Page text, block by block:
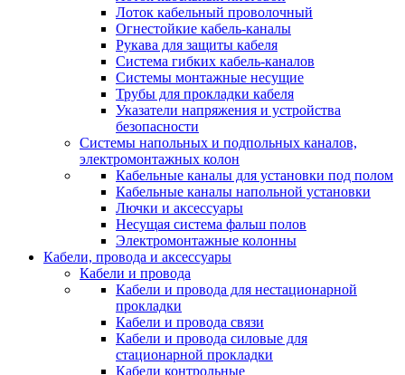
Лоток кабельный проволочный
Огнестойкие кабель-каналы
Рукава для защиты кабеля
Система гибких кабель-каналов
Системы монтажные несущие
Трубы для прокладки кабеля
Указатели напряжения и устройства
безопасности
Системы напольных и подпольных каналов,
электромонтажных колон
Кабельные каналы для установки под полом
Кабельные каналы напольной установки
Лючки и аксессуары
Несущая система фальш полов
Электромонтажные колонны
Кабели, провода и аксессуары
Кабели и провода
Кабели и провода для нестационарной
прокладки
Кабели и провода связи
Кабели и провода силовые для
стационарной прокладки
Кабели контрольные